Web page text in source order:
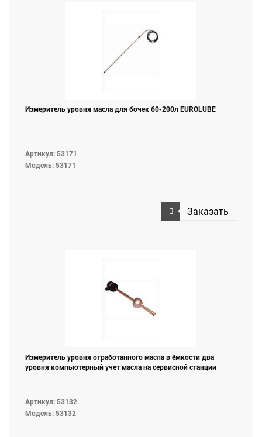
Измеритель уровня масла для бочек 60-200л EUROLUBE
Артикул: 53171
Модель: 53171
Заказать
Измеритель уровня отработанного масла в ёмкости два
уровня компьютерный учет масла на сервисной станции
Артикул: 53132
Модель: 53132